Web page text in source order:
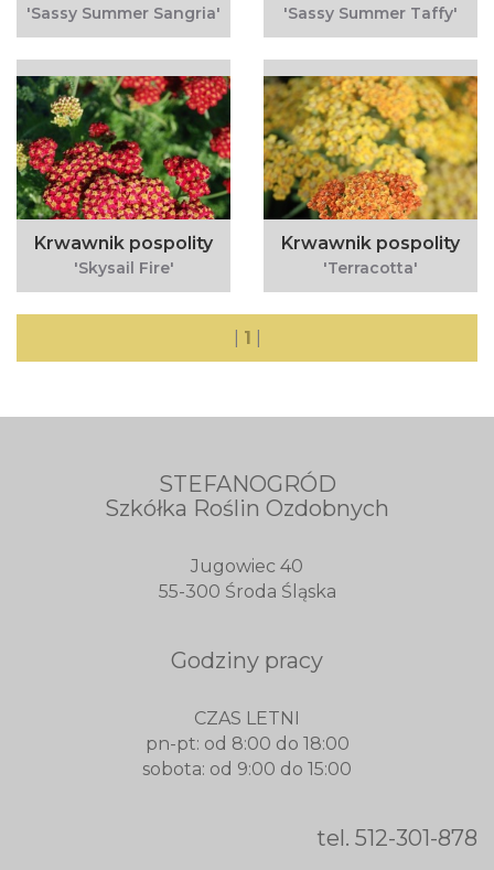
'Sassy Summer Sangria' 'Sassy Summer Taffy'
Krwawnik pospolity
'Skysail Fire'
Krwawnik pospolity
'Terracotta'
1
STEFANOGRÓD
Szkółka Roślin Ozdobnych
Jugowiec 40
55-300 Środa Śląska
Godziny pracy
CZAS LETNI
pn-pt: od 8:00 do 18:00
sobota: od 9:00 do 15:00
tel. 512-301-878